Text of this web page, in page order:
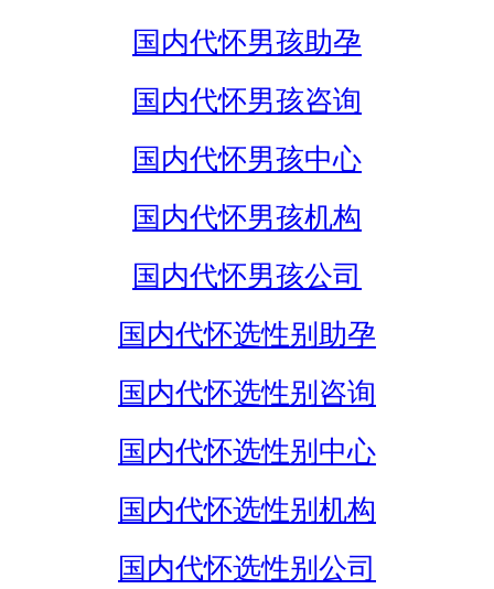
国内代怀男孩助孕
国内代怀男孩咨询
国内代怀男孩中心
国内代怀男孩机构
国内代怀男孩公司
国内代怀选性别助孕
国内代怀选性别咨询
国内代怀选性别中心
国内代怀选性别机构
国内代怀选性别公司